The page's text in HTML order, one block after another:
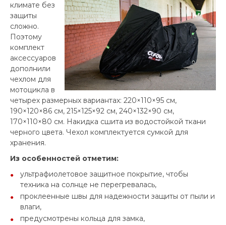
климате без
защиты
сложно.
Поэтому
комплект
аксессуаров
дополнили
чехлом для
мотоцикла в
четырех размерных вариантах: 220×110×95 см,
190×120×86 см, 215×125×92 см, 240×132×90 см,
170×110×80 см. Накидка сшита из водостойкой ткани
черного цвета. Чехол комплектуется сумкой для
хранения.
Из особенностей отметим:
ультрафиолетовое защитное покрытие, чтобы
техника на солнце не перегревалась,
проклеенные швы для надежности защиты от пыли и
влаги,
предусмотрены кольца для замка,